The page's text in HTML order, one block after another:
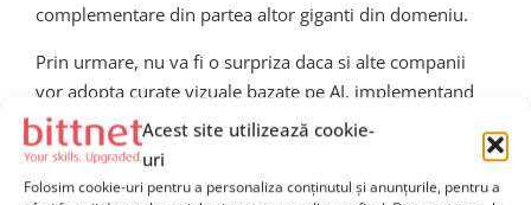
Acest site utilizează cookie-
uri
Folosim cookie-uri pentru a personaliza conținutul și anunțurile, pentru a
complementare din partea altor giganti din domeniu.
Prin urmare, nu va fi o surpriza daca si alte companii
vor adopta curate vizuale bazate pe AI, implementand
tehnologii similare in cadrul platformelor proprii.
Organismele de reglementare si legislatorii trebuie sa
ramana vigilenti, asigurandu-se ca dezvoltarea rapida se